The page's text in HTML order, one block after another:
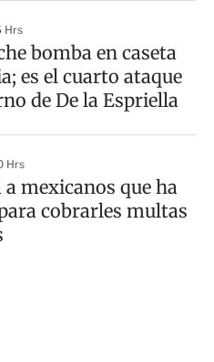
Hrs
bomba en caseta
es el cuarto ataque
de De la Espriella
Hrs
a mexicanos que ha
cobrarles multas